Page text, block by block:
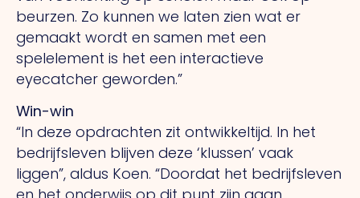
beurzen. Zo kunnen we laten zien wat er
gemaakt wordt en samen met een
spelelement is het een interactieve
eyecatcher geworden.”
Win-win
“In deze opdrachten zit ontwikkeltijd. In het
bedrijfsleven blijven deze ‘klussen’ vaak
liggen”, aldus Koen. “Doordat het bedrijfsleven